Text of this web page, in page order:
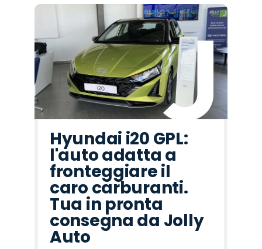
Hyundai i20 GPL:
l'auto adatta a
fronteggiare il
caro carburanti.
Tua in pronta
consegna da Jolly
Auto